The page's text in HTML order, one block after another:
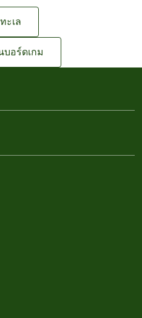
ะเล
บอร์ดเกม